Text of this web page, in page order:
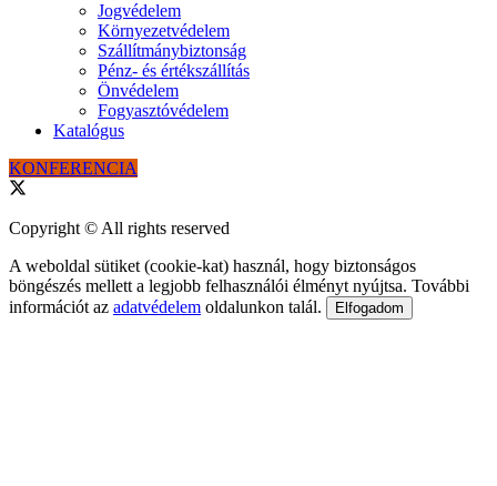
Jogvédelem
Környezetvédelem
Szállítmánybiztonság
Pénz- és értékszállítás
Önvédelem
Fogyasztóvédelem
Katalógus
KONFERENCIA
Copyright © All rights reserved
A weboldal sütiket (cookie-kat) használ, hogy biztonságos
böngészés mellett a legjobb felhasználói élményt nyújtsa. További
információt az adatvédelem oldalunkon talál. Elfogadom